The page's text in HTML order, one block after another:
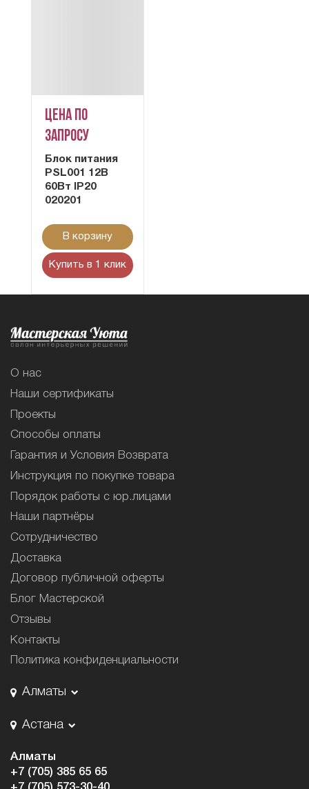
Цена по
запросу
Блок питания
PSL001 12В
60Вт IP20
020201
В корзину
Купить в 1 клик
О нас
Наши сертификаты
Проекты
Способы оплаты
Гарантия и Условия Возврата
Инструкция по покупке товара
Порядок работы с юр.лицами
Наши партнёры
Сотрудничество
Доставка
Договор публичной оферты
Блог Мастерской
Отзывы
Контакты
Политика конфиденциальности
Алматы
Астана
Алматы
+7 (705) 385 65 65